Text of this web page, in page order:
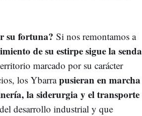
su fortuna? Si nos remontamos a
de su estirpe sigue la senda
marcado por su carácter
los Ybarrapusieran en marcha
la siderurgia y el transporte
desarrollo industrial y que